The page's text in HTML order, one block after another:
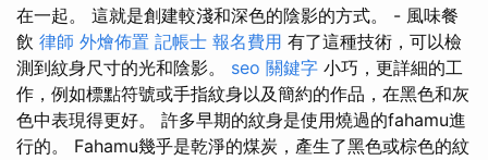
在一起。 這就是創建較淺和深色的陰影的方式。 - 風味餐
飲 律師 外燴佈置 記帳士 報名費用 有了這種技術，可以檢
測到紋身尺寸的光和陰影。 seo 關鍵字 小巧，更詳細的工
作，例如標點符號或手指紋身以及簡約的作品，在黑色和灰
色中表現得更好。 許多早期的紋身是使用燒過的fahamu進
行的。 Fahamu幾乎是乾淨的煤炭，產生了黑色或棕色的紋